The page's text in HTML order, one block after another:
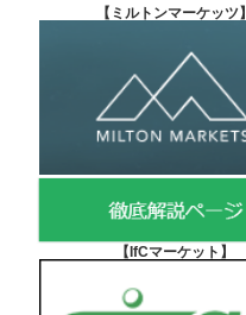
【 ミルトンマーケッツ】
【IfCマーケット 】